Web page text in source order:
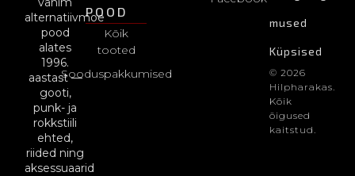
alternatiivmoe
pood
alates
1996.
aastast —
gooti,
punk- ja
rokkstiili
ehted,
riided ning
aksessuaarid
POOD
Kõik
tooted
Sooduspakkumised
© 2026
Hilpharakas.
Kõik
õigused
kaitstud.
mused
Küpsised